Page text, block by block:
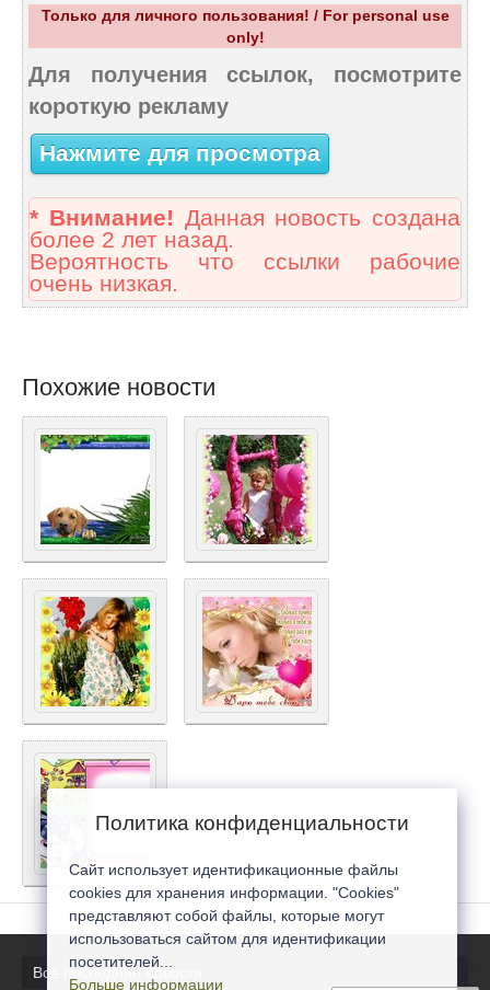
Только для личного пользования! / For personal use
only!
Для получения ссылок, посмотрите
короткую рекламу
Нажмите для просмотра
* Внимание! Данная новость создана
более 2 лет назад.
Вероятность что ссылки рабочие
очень низкая.
Похожие новости
Все последние новости
Политика конфиденциальности
Сайт использует идентификационные файлы
cookies для хранения информации. "Cookies"
представляют собой файлы, которые могут
использоваться сайтом для идентификации
посетителей...
Больше информации